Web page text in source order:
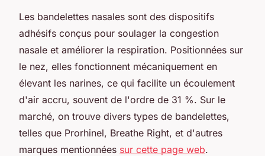
Les bandelettes nasales sont des dispositifs
adhésifs conçus pour soulager la congestion
nasale et améliorer la respiration. Positionnées sur
le nez, elles fonctionnent mécaniquement en
élevant les narines, ce qui facilite un écoulement
d'air accru, souvent de l'ordre de 31 %. Sur le
marché, on trouve divers types de bandelettes,
telles que Prorhinel, Breathe Right, et d'autres
marques mentionnées sur cette page web.